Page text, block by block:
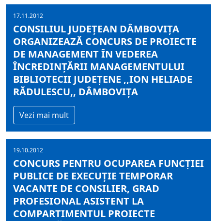
17.11.2012
CONSILIUL JUDEŢEAN DÂMBOVIŢA
ORGANIZEAZĂ CONCURS DE PROIECTE
DE MANAGEMENT ÎN VEDEREA
ÎNCREDINŢĂRII MANAGEMENTULUI
BIBLIOTECII JUDEŢENE ,,ION HELIADE
RĂDULESCU,, DÂMBOVIŢA
Vezi mai mult
19.10.2012
CONCURS PENTRU OCUPAREA FUNCŢIEI
PUBLICE DE EXECUŢIE TEMPORAR
VACANTE DE CONSILIER, GRAD
PROFESIONAL ASISTENT LA
COMPARTIMENTUL PROIECTE